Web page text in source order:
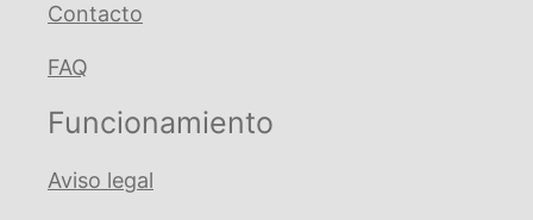
Contacto
FAQ
Funcionamiento
Aviso legal